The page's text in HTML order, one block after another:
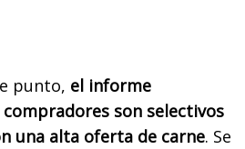
punto, el informe
son selectivos
una alta oferta de carne. Se